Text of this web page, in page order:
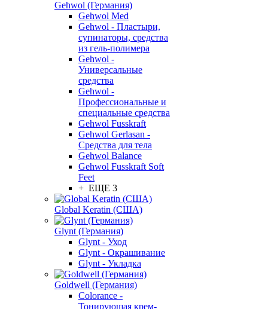
Gehwol (Германия)
Gehwol Med
Gehwol - Пластыри,
супинаторы, средства
из гель-полимера
Gehwol -
Универсальные
средства
Gehwol -
Профессиональные и
специальные средства
Gehwol Fusskraft
Gehwol Gerlasan -
Средства для тела
Gehwol Balance
Gehwol Fusskraft Soft
Feet
+ ЕЩЕ 3
Global Keratin (США)
Glynt (Германия)
Glynt - Уход
Glynt - Окрашивание
Glynt - Укладка
Goldwell (Германия)
Colorance -
Тонирующая крем-